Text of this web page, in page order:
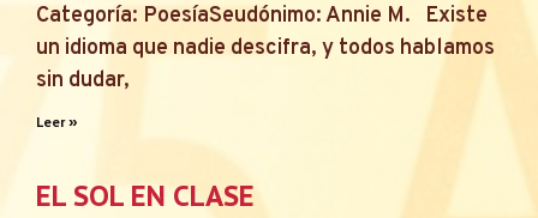
Categoría: PoesíaSeudónimo: Annie M. Existe
un idioma que nadie descifra, y todos hablamos
sin dudar,
Leer »
EL SOL EN CLASE